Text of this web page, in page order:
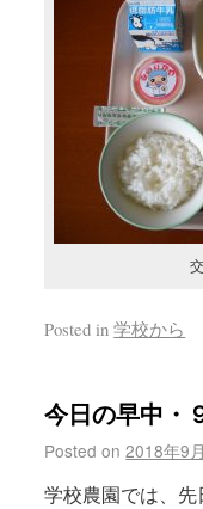
Posted in 学校から
今日の早中・
Posted on 2018年9
学校農園では、